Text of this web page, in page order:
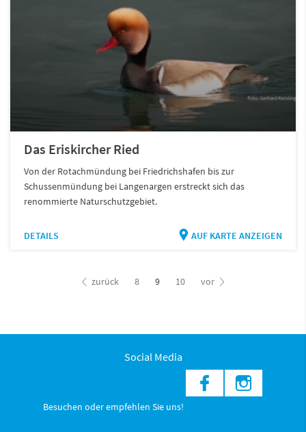
Das Eriskircher Ried
Von der Rotachmündung bei Friedrichshafen bis zur
Schussenmündung bei Langenargen erstreckt sich das
renommierte Naturschutzgebiet.
DETAILS AUF KARTE ANZEIGEN
zurück 8 9 10 vor
Social Media
Besuchen oder empfehlen Sie uns!